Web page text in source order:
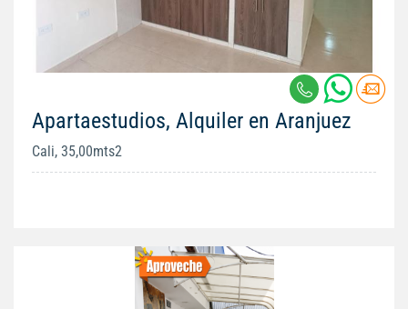
Apartaestudios, Alquiler en Aranjuez
Cali, 35,00mts2